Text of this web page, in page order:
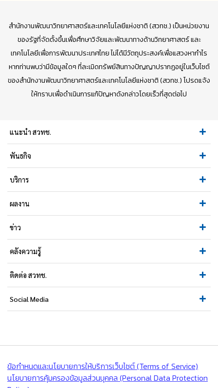
สำนักงานพัฒนาวิทยาศาสตร์และเทคโนโลยีแห่งชาติ (สวทช.) เป็นหน่วยงาน
ของรัฐที่จัดตั้งขึ้นเพื่อศึกษาวิจัยและพัฒนาทางด้านวิทยาศาสตร์ และ
เทคโนโลยีเพื่อการพัฒนาประเทศไทย ไม่ได้มีวัตถุประสงค์เพื่อแสวงหากำไร
หากท่านพบว่ามีข้อมูลใดๆ ที่ละเมิดทรัพย์สินทางปัญญาปรากฏอยู่ในเว็บไซต์
ของสำนักงานพัฒนาวิทยาศาสตร์และเทคโนโลยีแห่งชาติ (สวทช.) โปรดแจ้ง
ให้ทราบเพื่อดำเนินการแก้ปัญหาดังกล่าวโดยเร็วที่สุดต่อไป
แนะนำ สวทช.
พันธกิจ
บริการ
ผลงาน
ข่าว
คลังความรู้
ติดต่อ สวทช.
Social Media
ข้อกำหนดและนโยบายการให้บริการเว็บไซต์ (Terms of Service)
นโยบายการคุ้มครองข้อมูลส่วนบุคคล (Personal Data Protection